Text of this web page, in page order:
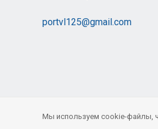
portvl125@gmail.com
Мы используем cookie-файлы,